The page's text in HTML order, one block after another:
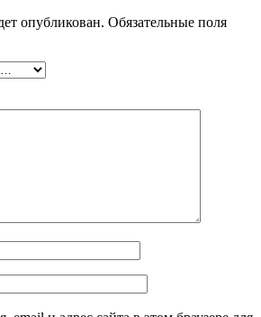
опубликован. Обязательные поля